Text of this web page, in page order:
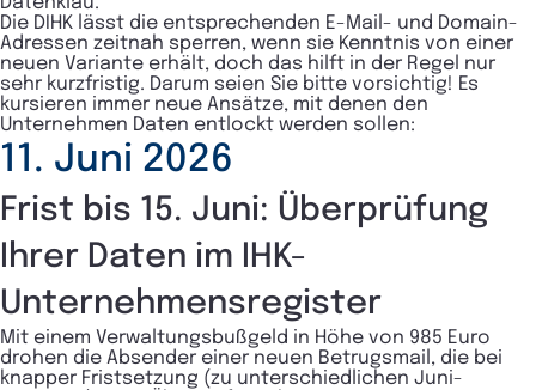
Die DIHK lässt die entsprechenden E-Mail- und Domain-
Adressen zeitnah sperren, wenn sie Kenntnis von einer
neuen Variante erhält, doch das hilft in der Regel nur
sehr kurzfristig. Darum seien Sie bitte vorsichtig! Es
kursieren immer neue Ansätze, mit denen den
Unternehmen Daten entlockt werden sollen:
11. Juni 2026
Frist bis 15. Juni: Überprüfung
Ihrer Daten im IHK-
Unternehmensregister
Mit einem Verwaltungsbußgeld in Höhe von 985 Euro
drohen die Absender einer neuen Betrugsmail, die bei
knapper Fristsetzung (zu unterschiedlichen Juni-